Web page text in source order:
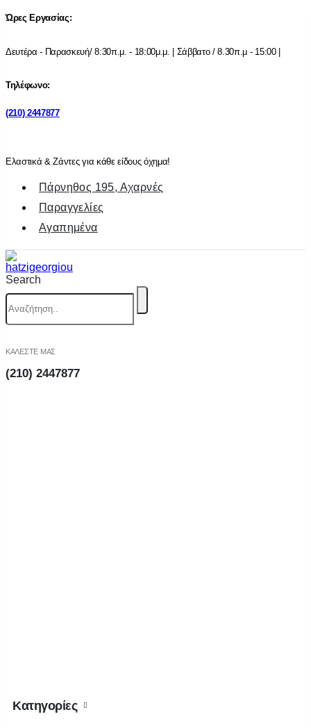
Ώρες Εργασίας:
Δευτέρα - Παρασκευή/ 8:30π.μ. - 18:00μ.μ. | Σάββατο / 8.30π.μ - 15:00 |
Τηλέφωνο:
(210) 2447877
Ελαστικά & Ζάντες για κάθε είδους όχημα!
Πάρνηθος 195, Αχαρνές
Παραγγελίες
Αγαπημένα
Search
ΚΑΛΕΣΤΕ ΜΑΣ
(210) 2447877
Κατηγορίες